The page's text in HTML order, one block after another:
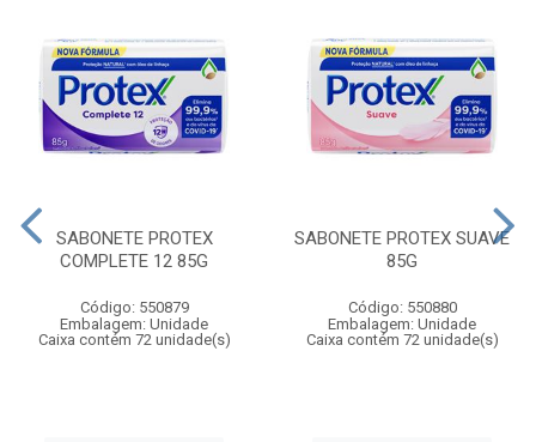
SABONETE PROTEX
COMPLETE 12 85G
Código: 550879
Embalagem: Unidade
Caixa contém 72 unidade(s)
SABONETE PROTEX SUAVE
85G
Código: 550880
Embalagem: Unidade
Caixa contém 72 unidade(s)